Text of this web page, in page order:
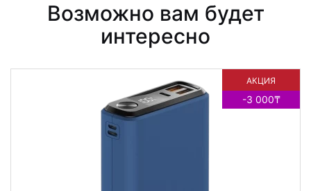
Возможно вам будет
интересно
АКЦИЯ
-3 000₸